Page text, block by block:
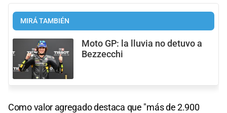
MIRÁ TAMBIÉN
Moto GP: la lluvia no detuvo a
Bezzecchi
Como valor agregado destaca que "más de 2.900